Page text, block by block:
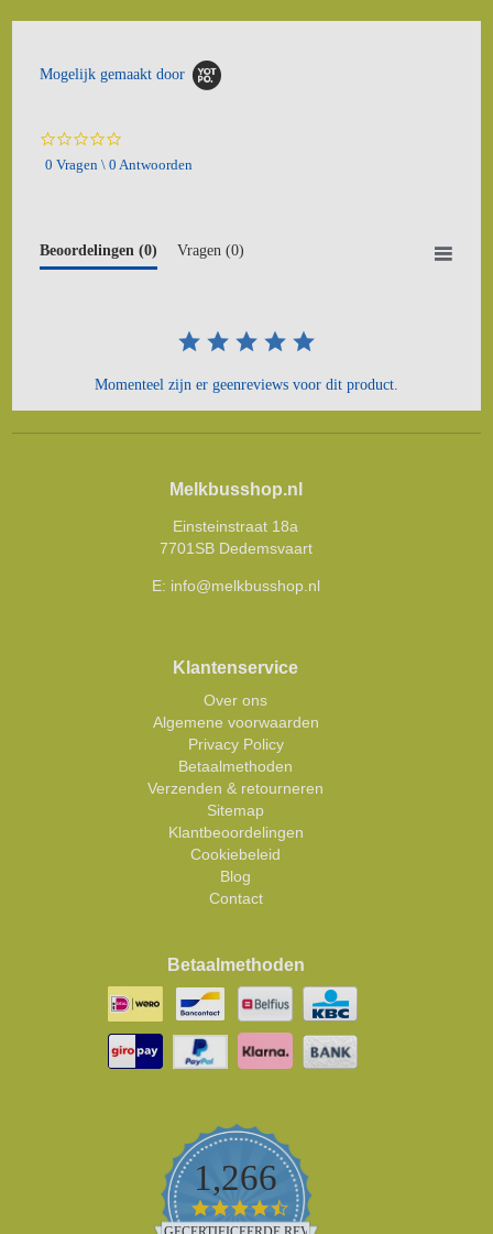
Mogelijk gemaakt door
star
0 Vragen \ 0 Antwoorden
Beoordelingen (0) Vragen (0)
Momenteel zijn er geenreviews voor dit product.
Melkbusshop.nl
Einsteinstraat 18a
7701SB Dedemsvaart
E: info@melkbusshop.nl
Klantenservice
Over ons
Algemene voorwaarden
Privacy Policy
Betaalmethoden
Verzenden & retourneren
Sitemap
Klantbeoordelingen
Cookiebeleid
Blog
Contact
Betaalmethoden
1,266
4.5
star